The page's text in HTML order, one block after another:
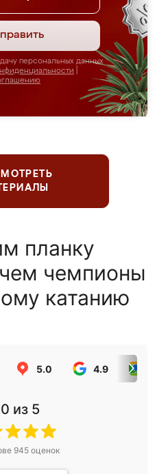
персональных данных
планку
чемпионы
катанию
5.0 4.9
из 5
945оценок